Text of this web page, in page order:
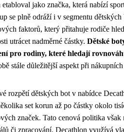
jako značka, která nabízí
se plně odráží i v segmentu
faktorů, který přitahuje rodiče
utrácet nadměrné částky. Dětské
pro rodiny, které hledají
stále důležitější aspekt při
rozpětí dětských bot v nabídce
set korun až po částky okolo
značek. Tato cenová politika však
či zpracování. Decathlon využívá